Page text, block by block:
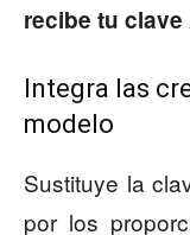
recibe tu
Integra las
modelo
Sustituye la
por los